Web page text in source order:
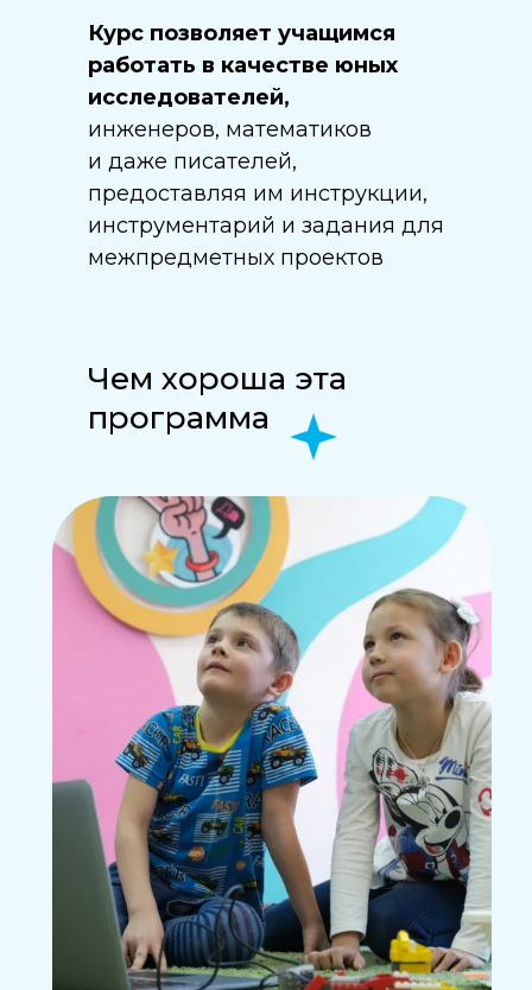
Курс позволяет учащимся
работать в качестве юных
исследователей,
инженеров, математиков
и даже писателей,
предоставляя им инструкции,
инструментарий и задания для
межпредметных проектов
Чем хороша эта
программа